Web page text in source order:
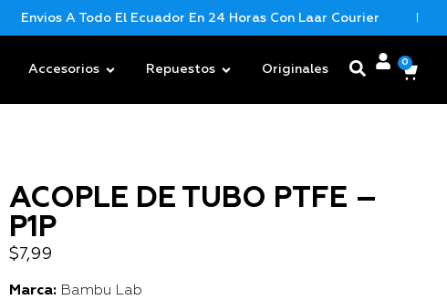
Envios A Todo El Ecuador En 24 Horas Con Laar Courier
Accesorios Repuestos Originales
0
ACOPLE DE TUBO PTFE –
P1P
$7,99
Marca: Bambu Lab